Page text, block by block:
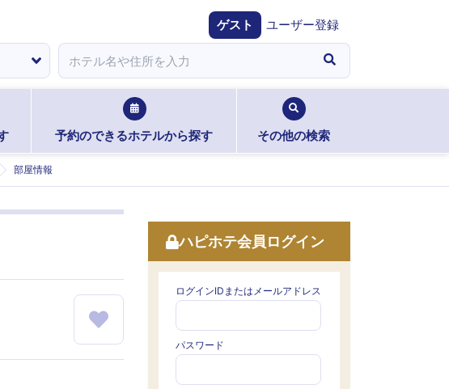
ゲスト ユーザー登録
予約のできるホテルから探す その他の検索
部屋情報
ハピホテ会員ログイン
ログインIDまたはメールアドレス
パスワード